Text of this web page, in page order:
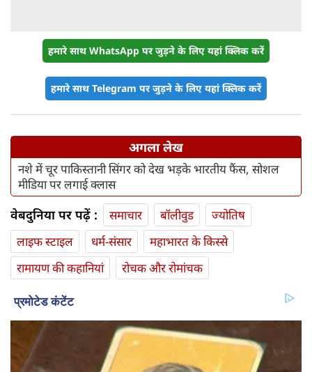
हमारे साथ WhatsApp पर जुड़ने के लिए यहां क्लिक करें
हमारे साथ Telegram पर जुड़ने के लिए यहां क्लिक करें
अगला लेख
नशे में चूर पाकिस्तानी सिंगर को देख भड़के भारतीय फैंस, सोशल
मीडिया पर लगाई क्लास
वेबदुनिया पर पढ़ें : समाचार बॉलीवुड
ज्योतिष
लाइफ स्‍टाइल
धर्म-संसार
महाभारत के किस्से
रामायण की कहानियां
रोचक और रोमांचक